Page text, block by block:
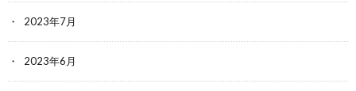
2023年7月
2023年6月